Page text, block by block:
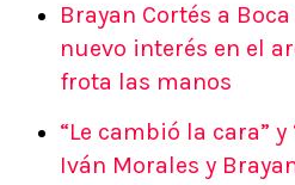
Brayan Cortés a
nuevo interés en el
frota las manos
“Le cambió la cara”
Iván Morales y